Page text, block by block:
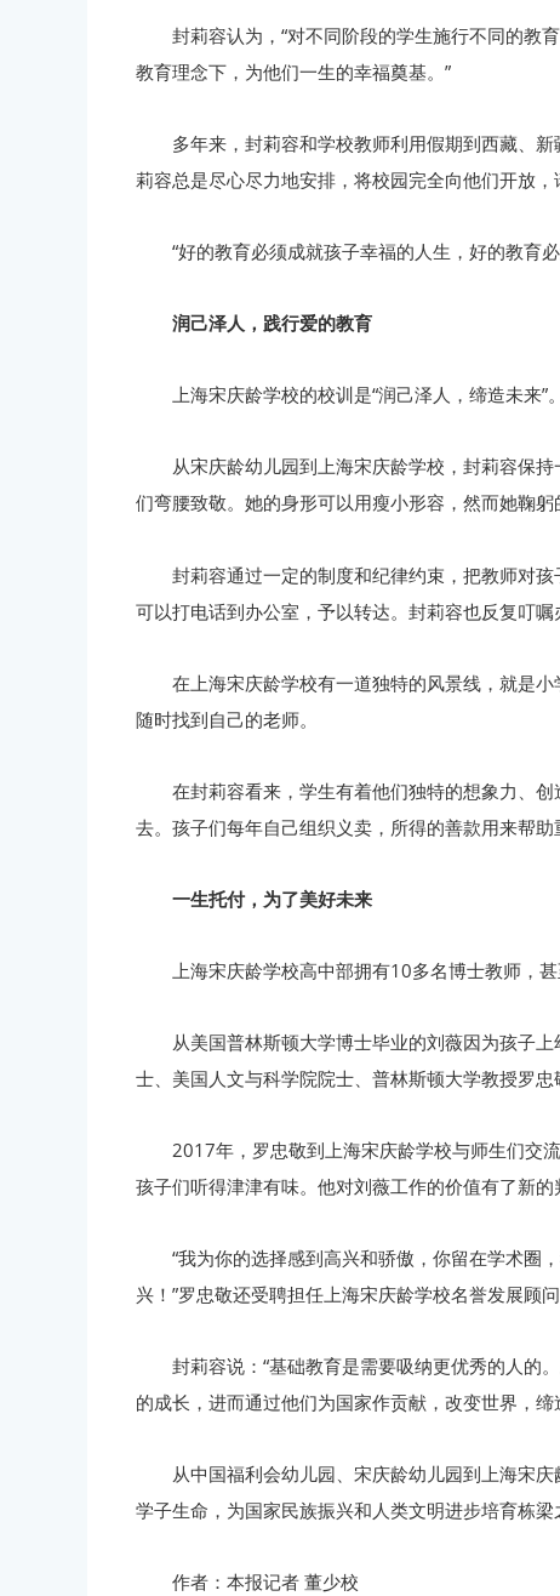
封莉容认为，“对不同阶段的学生施行不同的教
教育理念下，为他们一生的幸福奠基。”
多年来，封莉容和学校教师利用假期到西藏、
莉容总是尽心尽力地安排，将校园完全向他们开放
“好的教育必须成就孩子幸福的人生，好的教育
润己泽人，践行爱的教育
上海宋庆龄学校的校训是“润己泽人，缔造未来
从宋庆龄幼儿园到上海宋庆龄学校，封莉容保
们弯腰致敬。她的身形可以用瘦小形容，然而她鞠
封莉容通过一定的制度和纪律约束，把教师对
可以打电话到办公室，予以转达。封莉容也反复叮
在上海宋庆龄学校有一道独特的风景线，就是
随时找到自己的老师。
在封莉容看来，学生有着他们独特的想象力、
去。孩子们每年自己组织义卖，所得的善款用来帮
一生托付，为了美好未来
上海宋庆龄学校高中部拥有10多名博士教师，
从美国普林斯顿大学博士毕业的刘薇因为孩子
士、美国人文与科学院院士、普林斯顿大学教授罗忠
2017年，罗忠敬到上海宋庆龄学校与师生们交
孩子们听得津津有味。他对刘薇工作的价值有了新
“我为你的选择感到高兴和骄傲，你留在学术圈
兴！”罗忠敬还受聘担任上海宋庆龄学校名誉发展顾问
封莉容说：“基础教育是需要吸纳更优秀的人的
的成长，进而通过他们为国家作贡献，改变世界，
从中国福利会幼儿园、宋庆龄幼儿园到上海宋
学子生命，为国家民族振兴和人类文明进步培育栋梁
作者：本报记者 董少校